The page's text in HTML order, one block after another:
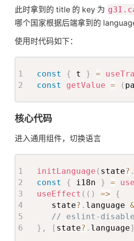
此时拿到的 title 的 key 为
哪个国家根据后端拿到的
使用时代码如下：
const { t } =
const
getValue = (
核心代码
进入通用组件，切换语言
initLanguage ( state? .
const
{ i18n } =
useEffect ( ( ) =>
{
   state
? . language
// eslint-
} , [ state? . language]